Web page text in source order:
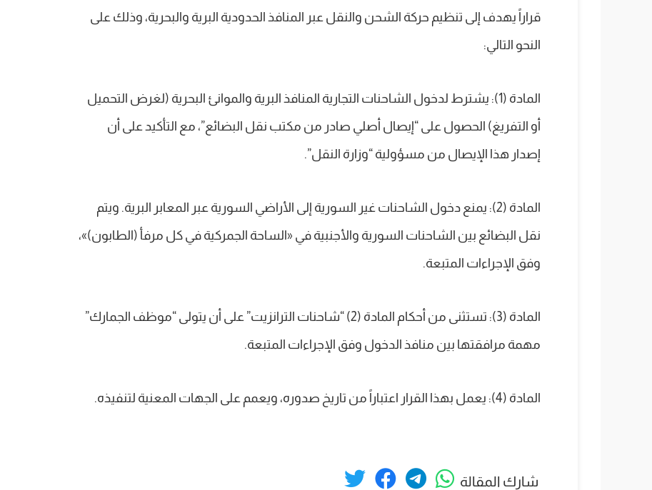
قراراً يهدف إلى تنظيم حركة الشحن والنقل عبر المنافذ الحدودية البرية والبحرية، وذلك على
النحو التالي:
المادة (1): يشترط لدخول الشاحنات التجارية المنافذ البرية والموانئ البحرية (لغرض التحميل
أو التفريغ) الحصول على “إيصال أصلي صادر من مكتب نقل البضائع”، مع التأكيد على أن
إصدار هذا الإيصال من مسؤولية “وزارة النقل”.
المادة (2): يمنع دخول الشاحنات غير السورية إلى الأراضي السورية عبر المعابر البرية. ويتم
نقل البضائع بين الشاحنات السورية والأجنبية في «الساحة الجمركية في كل مرفأ (الطابون)»،
وفق الإجراءات المتبعة.
المادة (3): تستثنى من أحكام المادة (2) “شاحنات الترانزيت” على أن يتولى “موظف الجمارك”
مهمة مرافقتها بين منافذ الدخول وفق الإجراءات المتبعة.
المادة (4): يعمل بهذا القرار اعتباراً من تاريخ صدوره، ويعمم على الجهات المعنية لتنفيذه.
شارك المقالة